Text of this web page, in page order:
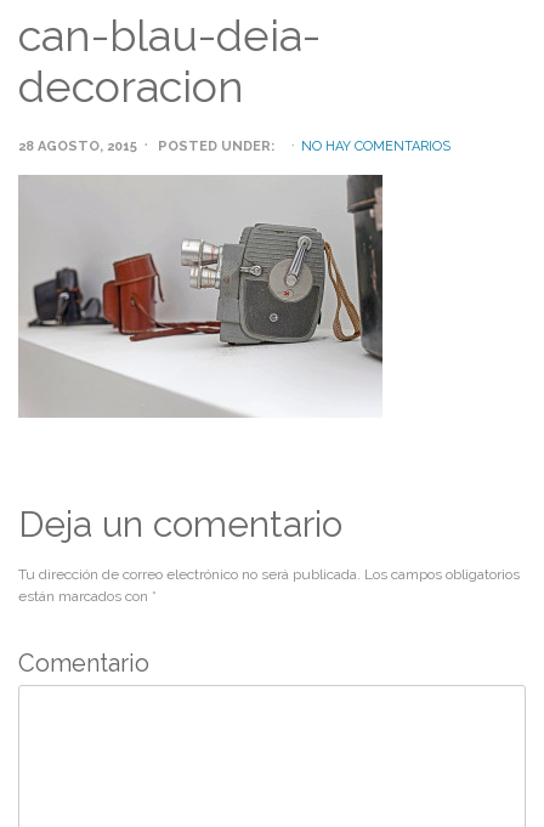
can-blau-deia-
decoracion
28 AGOSTO, 2015 POSTED UNDER: NO HAY COMENTARIOS
Deja un comentario
Tu dirección de correo electrónico no será publicada. Los campos obligatorios
están marcados con *
Comentario